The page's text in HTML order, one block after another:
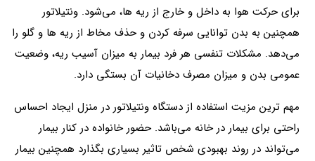
برای حرکت هوا به داخل و خارج از ریه ها، می‌شود. ونتیلاتور
همچنین به بدن توانایی سرفه کردن و حذف مخاط از ریه ها و گلو را
می‌دهد. مشکلات تنفسی هر فرد بیمار به میزان آسیب ریه، وضعیت
عمومی بدن و میزان مصرف دخانیات آن بستگی دارد.
مهم ترین مزیت استفاده از دستگاه ونتیلاتور در منزل ایجاد احساس
راحتی برای بیمار در خانه می‌باشد. حضور خانواده در کنار بیمار
می‌تواند در روند بهبودی شخص تاثیر بسیاری بگذارد همچنین بیمار